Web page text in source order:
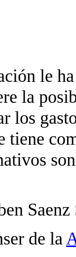
le
la
los
tiene
Saenz
de la